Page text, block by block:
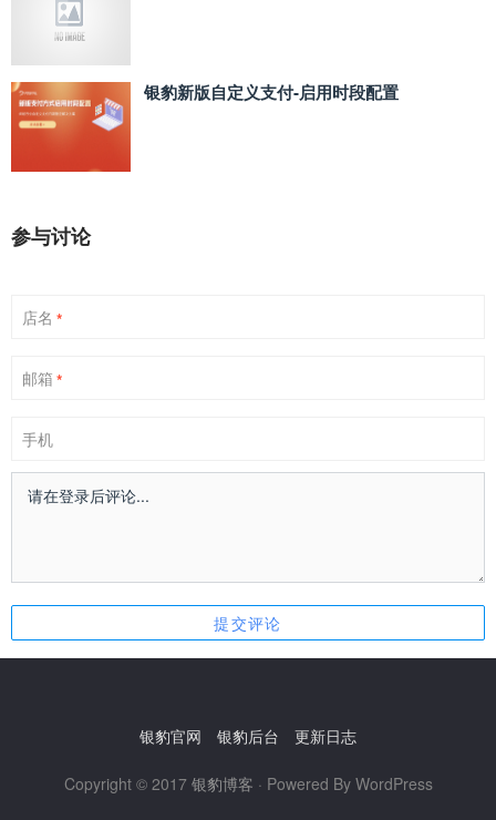
银豹新版自定义支付‑启用时段配置
参与讨论
店名 *
邮箱 *
手机
银豹官网 银豹后台 更新日志
Copyright © 2017 银豹博客 · Powered By WordPress